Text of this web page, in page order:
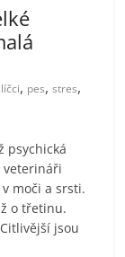
, pes,stres,
psychická
veterináři
moči a srsti.
o třetinu.
jsou